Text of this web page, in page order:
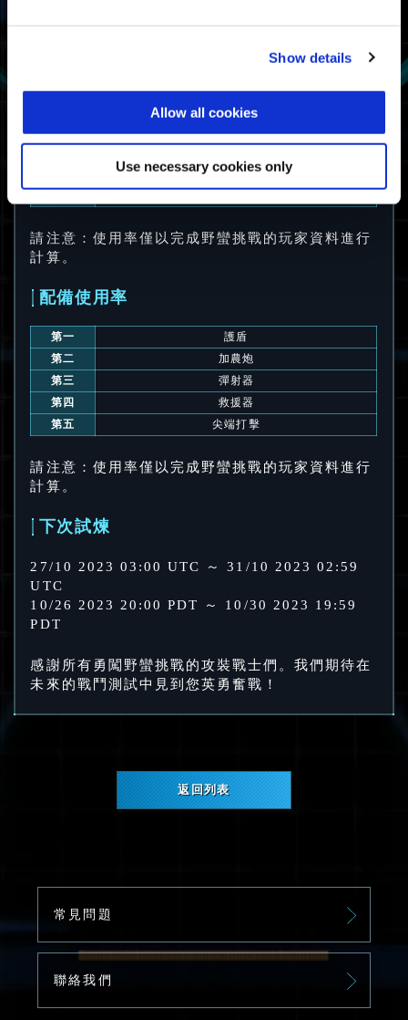
Show details
Allow all cookies
Use necessary cookies only
07:26.07
天眼
神射手 α ：爆裂射擊
請注意：使用率僅以完成野蠻挑戰的玩家資料進行
計算。
配備使用率
第一
護盾
第二
加農炮
第三
彈射器
第四
救援器
第五
尖端打擊
請注意：使用率僅以完成野蠻挑戰的玩家資料進行
計算。
下次試煉
27/10 2023 03:00 UTC ～ 31/10 2023 02:59
UTC
10/26 2023 20:00 PDT ～ 10/30 2023 19:59
PDT
感謝所有勇闖野蠻挑戰的攻裝戰士們。我們期待在
未來的戰鬥測試中見到您英勇奮戰！
返回列表
常見問題
聯絡我們